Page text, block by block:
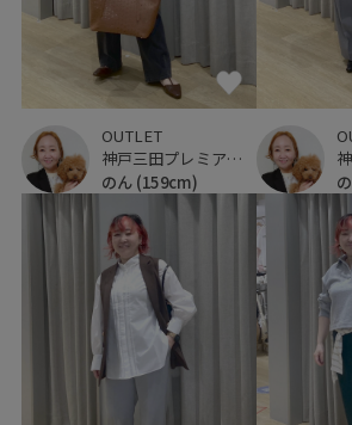
OUTLET
神戸三田プレミアム・アウトレット
のん (159cm)